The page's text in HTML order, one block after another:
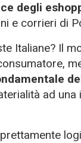
degli
e corrieri di
Italiane? Il
ad una